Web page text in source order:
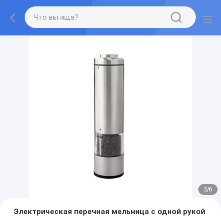
2/6
Электрическая перечная мельница с одной рукой